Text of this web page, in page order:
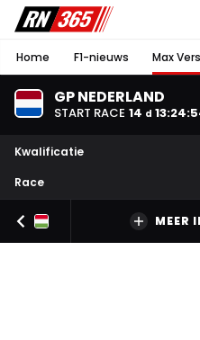
Home F1-nieuws Max
GP NEDERLAND
START RACE 14 d 13:24:
Kwalificatie
Race
MEER